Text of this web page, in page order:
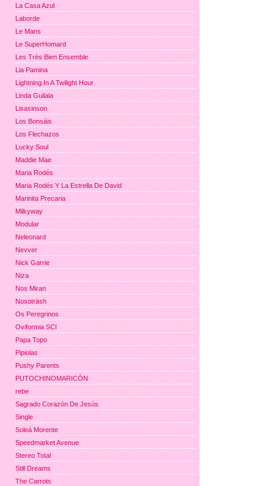
La Casa Azul
Laborde
Le Mans
Le SuperHomard
Les Très Bien Ensemble
Lia Pamina
Lightning In A Twilight Hour
Linda Guilala
Lisasinson
Los Bonsáis
Los Flechazos
Lucky Soul
Maddie Mae
Maria Rodés
Maria Rodés Y La Estrella De David
Marinita Precaria
Milkyway
Modular
Neleonard
Nevver
Nick Garrie
Niza
Nos Miran
Nosoträsh
Os Peregrinos
Oviformia SCI
Papa Topo
Pipiolas
Pushy Parents
PUTOCHINOMARICÓN
rebe
Sagrado Corazón De Jesús
Single
Soleá Morente
Speedmarket Avenue
Stereo Total
Still Dreams
The Carrots